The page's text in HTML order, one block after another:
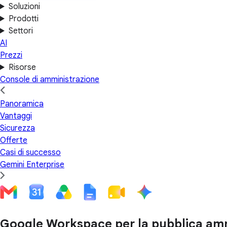
Soluzioni
Prodotti
Settori
AI
Prezzi
Risorse
Console di amministrazione
Panoramica
Vantaggi
Sicurezza
Offerte
Casi di successo
Gemini Enterprise
Google Workspace per la pubblica